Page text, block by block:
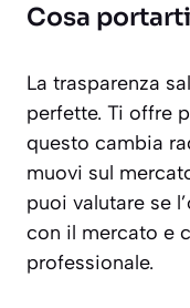
Cosa
La trasparenza
perfette. Ti offre
questo cambia
muovi sul
puoi valutare se
con il mercato e
professionale.